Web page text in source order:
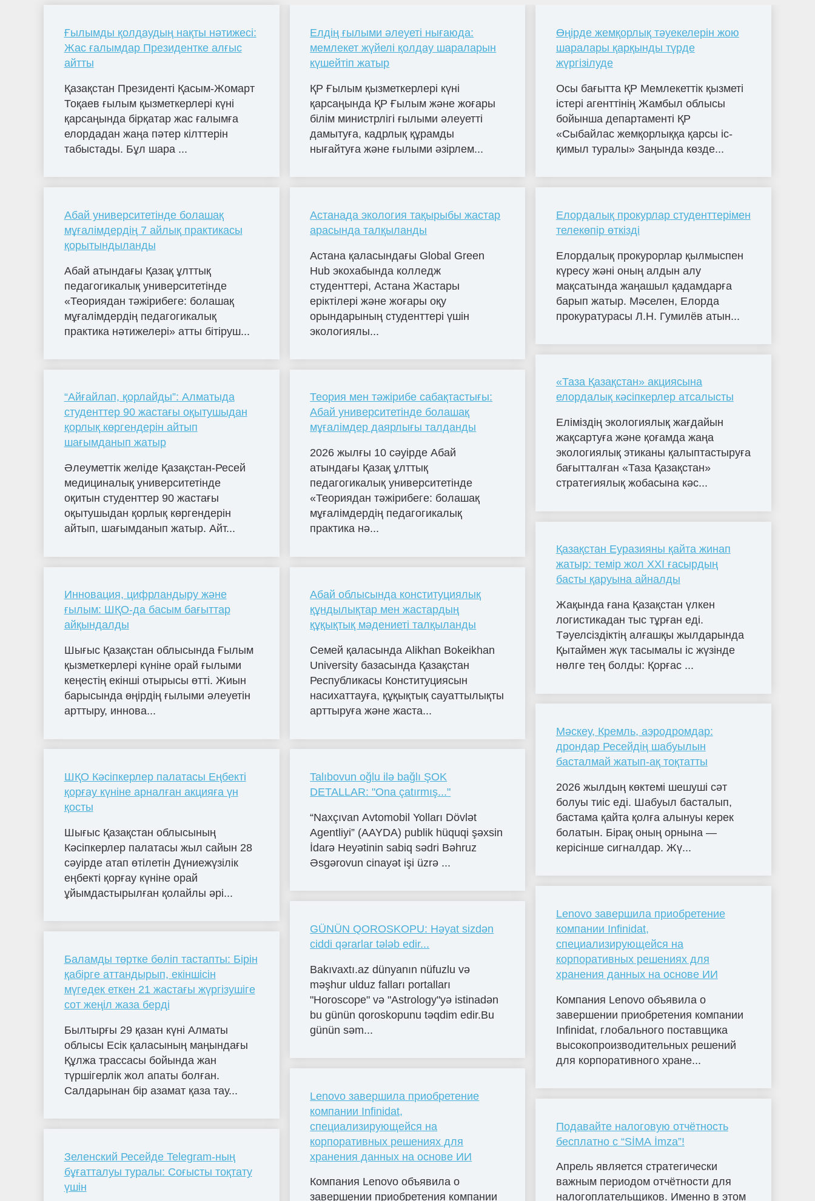
Ғылымды қолдаудың нақты нәтижесі:
Жас ғалымдар Президентке алғыс
айтты
Қазақстан Президенті Қасым-Жомарт
Тоқаев ғылым қызметкерлері күні
қарсаңында бірқатар жас ғалымға
елордадан жаңа пәтер кілттерін
табыстады. Бұл шара ...
Абай университетінде болашақ
мұғалімдердің 7 айлық практикасы
қорытындыланды
Абай атындағы Қазақ ұлттық
педагогикалық университетінде
«Теориядан тәжірибеге: болашақ
мұғалімдердің педагогикалық
практика нәтижелері» атты бітіруш...
“Айғайлап, қорлайды”: Алматыда
студенттер 90 жастағы оқытушыдан
қорлық көргендерін айтып
шағымданып жатыр
Әлеуметтік желіде Қазақстан-Ресей
медициналық университетінде
оқитын студенттер 90 жастағы
оқытушыдан қорлық көргендерін
айтып, шағымданып жатыр. Айт...
Инновация, цифрландыру және
ғылым: ШҚО-да басым бағыттар
айқындалды
Шығыс Қазақстан облысында Ғылым
қызметкерлері күніне орай ғылыми
кеңестің екінші отырысы өтті. Жиын
барысында өңірдің ғылыми әлеуетін
арттыру, иннова...
ШҚО Кәсіпкерлер палатасы Еңбекті
қорғау күніне арналған акцияға үн
қосты
Шығыс Қазақстан облысының
Кәсіпкерлер палатасы жыл сайын 28
сәуірде атап өтілетін Дүниежүзілік
еңбекті қорғау күніне орай
ұйымдастырылған қолайлы әрі...
Баламды төртке бөліп тастапты: Бірін
қабірге аттандырып, екіншісін
мүгедек еткен 21 жастағы жүргізушіге
сот жеңіл жаза берді
Былтырғы 29 қазан күні Алматы
облысы Есік қаласының маңындағы
Құлжа трассасы бойында жан
түршігерлік жол апаты болған.
Салдарынан бір азамат қаза тау...
Зеленский Ресейде Telegram-ның
бұғатталуы туралы: Соғысты тоқтату
үшін
Елдің ғылыми әлеуеті нығаюда:
мемлекет жүйелі қолдау шараларын
күшейтіп жатыр
ҚР Ғылым қызметкерлері күні
қарсаңында ҚР Ғылым және жоғары
білім министрлігі ғылыми әлеуетті
дамытуға, кадрлық құрамды
нығайтуға және ғылыми әзірлем...
Астанада экология тақырыбы жастар
арасында талқыланды
Астана қаласындағы Global Green
Hub экохабында колледж
студенттері, Астана Жастары
еріктілері және жоғары оқу
орындарының студенттері үшін
экологиялы...
Теория мен тәжірибе сабақтастығы:
Абай университетінде болашақ
мұғалімдер даярлығы талданды
2026 жылғы 10 сәуірде Абай
атындағы Қазақ ұлттық
педагогикалық университетінде
«Теориядан тәжірибеге: болашақ
мұғалімдердің педагогикалық
практика нә...
Абай облысында конституциялық
құндылықтар мен жастардың
құқықтық мәдениеті талқыланды
Семей қаласында Alikhan Bokeikhan
University базасында Қазақстан
Республикасы Конституциясын
насихаттауға, құқықтық сауаттылықты
арттыруға және жаста...
Talıbovun oğlu ilə bağlı ŞOK
DETALLAR: "Ona çatırmış..."
“Naxçıvan Avtomobil Yolları Dövlət
Agentliyi” (AAYDA) publik hüquqi şəxsin
İdarə Heyətinin sabiq sədri Bəhruz
Əsgərovun cinayət işi üzrə ...
GÜNÜN QOROSKOPU: Həyat sizdən
ciddi qərarlar tələb edir...
Bakıvaxtı.az dünyanın nüfuzlu və
məşhur ulduz falları portalları
"Horoscope" və "Astrology"yə istinadən
bu günün qoroskopunu təqdim edir.Bu
günün səm...
Lenovo завершила приобретение
компании Infinidat,
специализирующейся на
корпоративных решениях для
хранения данных на основе ИИ
Компания Lenovo объявила о
завершении приобретения компании
Өңірде жемқорлық тәуекелерін жою
шаралары қарқынды түрде
жүргізілуде
Осы бағытта ҚР Мемлекеттік қызметі
істері агенттінің Жамбыл облысы
бойынша департаменті ҚР
«Сыбайлас жемқорлыққа қарсы іс-
қимыл туралы» Заңында көзде...
Елордалық прокурлар студенттерімен
телекөпір өткізді
Елордалық прокурорлар қылмыспен
күресу жәні оның алдын алу
мақсатында жаңашыл қадамдарға
барып жатыр. Мәселен, Елорда
прокуратурасы Л.Н. Гумилёв атын...
«Таза Қазақстан» акциясына
елордалық кәсіпкерлер атсалысты
Еліміздің экологиялық жағдайын
жақсартуға және қоғамда жаңа
экологиялық этиканы қалыптастыруға
бағытталған «Таза Қазақстан»
стратегиялық жобасына кәс...
Қазақстан Еуразияны қайта жинап
жатыр: темір жол XXI ғасырдың
басты қаруына айналды
Жақында ғана Қазақстан үлкен
логистикадан тыс тұрған еді.
Тәуелсіздіктің алғашқы жылдарында
Қытаймен жүк тасымалы іс жүзінде
нөлге тең болды: Қорғас ...
Мәскеу, Кремль, аэродромдар:
дрондар Ресейдің шабуылын
басталмай жатып-ақ тоқтатты
2026 жылдың көктемі шешуші сәт
болуы тиіс еді. Шабуыл басталып,
бастама қайта қолға алынуы керек
болатын. Бірақ оның орнына —
керісінше сигналдар. Жү...
Lenovo завершила приобретение
компании Infinidat,
специализирующейся на
корпоративных решениях для
хранения данных на основе ИИ
Компания Lenovo объявила о
завершении приобретения компании
Infinidat, глобального поставщика
высокопроизводительных решений
для корпоративного хране...
Подавайте налоговую отчётность
бесплатно с “SİMA İmza”!
Апрель является стратегически
важным периодом отчётности для
налогоплательщиков. Именно в этом